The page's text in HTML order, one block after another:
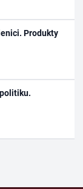
Produkty